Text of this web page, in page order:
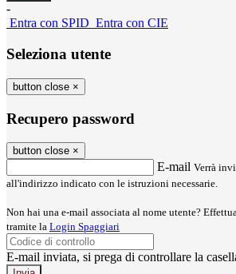
-
Entra con SPID Entra con CIE
Seleziona utente
button close ×
Recupero password
button close ×
E-mail Verrà
all'indirizzo indicato con le istruzioni necessarie.
Non hai una e-mail associata al nome utente?
tramite la Login Spaggiari
E-mail inviata, si prega di controllare la